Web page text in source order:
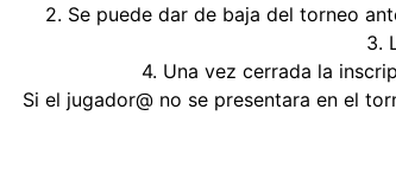
2. Se puede dar de baja del torneo
3.
4. Una vez cerrada la
Si el jugador@ no se presentara en el